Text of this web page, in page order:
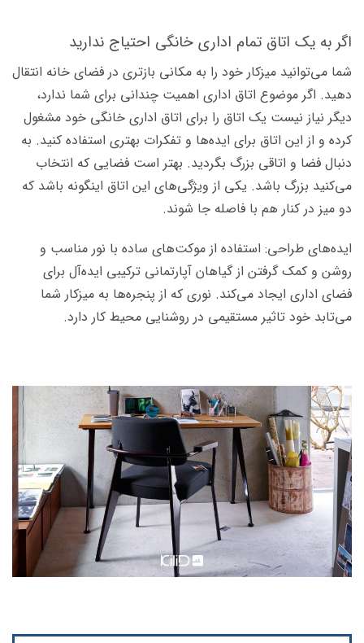
اگر به یک اتاق تمام اداری خانگی احتیاج ندارید
شما می‌توانید میزکار خود را به مکانی بازتری در فضای خانه انتقال
دهید. اگر موضوع اتاق اداری اهمیت چندانی برای شما ندارد،
دیگر نیاز نیست یک اتاق را برای اتاق اداری خانگی خود مشغول
کرده و از این اتاق برای ایده‌ها و تفکرات بهتری استفاده کنید. به
دنبال فضا و اتاقی بزرگ بگردید. بهتر است فضایی که انتخاب
می‌کنید بزرگ باشد. یکی از ویژگی‌های این اتاق اینگونه باشد که
دو میز در کنار هم با فاصله جا شوند.
ایده‌های طراحی: استفاده از موکت‌های ساده با نور مناسب و
روشن و کمک گرفتن از گیاهان آپارتمانی ترکیبی ایده‌آل برای
فضای اداری ایجاد می‌کند. نوری که از پنجره‌ها به میزکار شما
می‌تابد خود تاثیر مستقیمی در روشنایی محیط کار دارد.